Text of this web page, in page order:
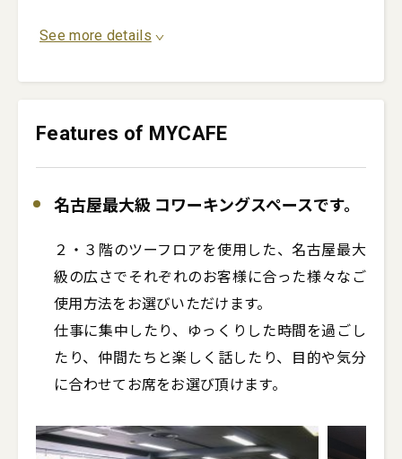
See more details
Features of MYCAFE
名古屋最大級 コワーキングスペースです。
２・３階のツーフロアを使用した、名古屋最大
級の広さでそれぞれのお客様に合った様々なご
使用方法をお選びいただけます。
仕事に集中したり、ゆっくりした時間を過ごし
たり、仲間たちと楽しく話したり、目的や気分
に合わせてお席をお選び頂けます。